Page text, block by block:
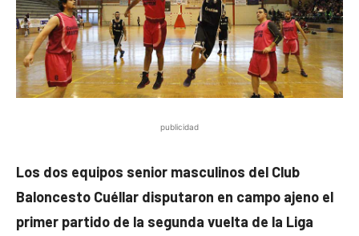
publicidad
Los dos equipos senior masculinos del Club
Baloncesto Cuéllar disputaron en campo ajeno el
primer partido de la segunda vuelta de la Liga